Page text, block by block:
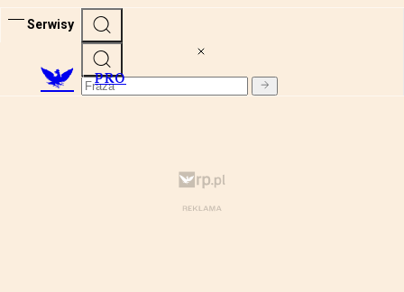
Serwisy
PRO